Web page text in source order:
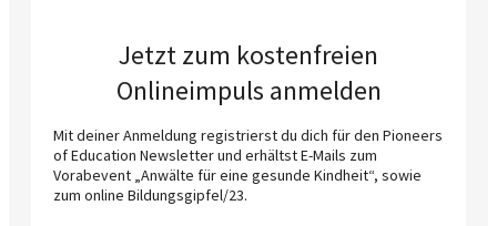
Jetzt zum kostenfreien
Onlineimpuls anmelden
Mit deiner Anmeldung registrierst du dich für den Pioneers
of Education Newsletter und erhältst E-Mails zum
Vorabevent „Anwälte für eine gesunde Kindheit“, sowie
zum online Bildungsgipfel/23.